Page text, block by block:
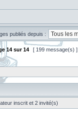
publiés depuis :
14 sur14 [ 199 message(s)
inscrit et 2 invité(s)